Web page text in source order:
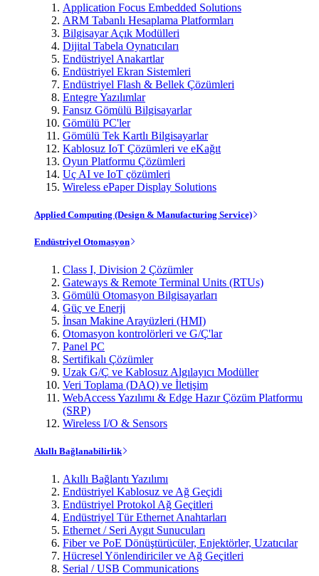
Application Focus Embedded Solutions
ARM Tabanlı Hesaplama Platformları
Bilgisayar Açık Modülleri
Dijital Tabela Oynatıcıları
Endüstriyel Anakartlar
Endüstriyel Ekran Sistemleri
Endüstriyel Flash & Bellek Çözümleri
Entegre Yazılımlar
Fansız Gömülü Bilgisayarlar
Gömülü PC'ler
Gömülü Tek Kartlı Bilgisayarlar
Kablosuz IoT Çözümleri ve eKağıt
Oyun Platformu Çözümleri
Uç AI ve IoT çözümleri
Wireless ePaper Display Solutions
Applied Computing (Design & Manufacturing Service)
Endüstriyel Otomasyon
Class I, Division 2 Çözümler
Gateways & Remote Terminal Units (RTUs)
Gömülü Otomasyon Bilgisayarları
Güç ve Enerji
İnsan Makine Arayüzleri (HMI)
Otomasyon kontrolörleri ve G/Ç'lar
Panel PC
Sertifikalı Çözümler
Uzak G/Ç ve Kablosuz Algılayıcı Modüller
Veri Toplama (DAQ) ve İletişim
WebAccess Yazılımı & Edge Hazır Çözüm Platformu
(SRP)
Wireless I/O & Sensors
Akıllı Bağlanabilirlik
Akıllı Bağlantı Yazılımı
Endüstriyel Kablosuz ve Ağ Geçidi
Endüstriyel Protokol Ağ Geçitleri
Endüstriyel Tür Ethernet Anahtarları
Ethernet / Seri Aygıt Sunucuları
Fiber ve PoE Dönüştürücüler, Enjektörler, Uzatıcılar
Hücresel Yönlendiriciler ve Ağ Geçitleri
Serial / USB Communications